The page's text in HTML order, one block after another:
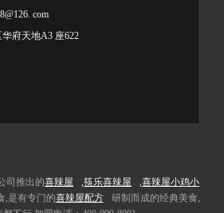
com
府天地A3 座622
司推出的喜辣屋 ,筷乐喜辣屋 ,喜辣屋小鸡小
,是有专门的喜辣屋配方
研制而成的经典美食,